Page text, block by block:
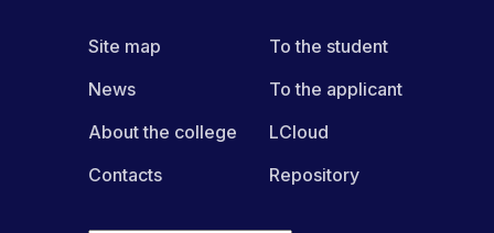
Site map
News
About the college
Contacts
To the student
To the applicant
LCloud
Repository